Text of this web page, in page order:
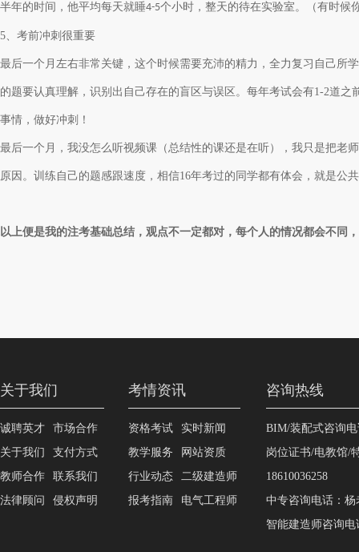
半年的时间，他平均每天就睡4-5个小时，整天的待在实验室。（有时候
5、考前冲刺很重要
最后一个月左右非常关键，这个时候需要充沛的精力，全力复习自己所
的题要认真理解，识别出自己存在的盲区与误区。每年考试会有1-2道之
事情，做好冲刺！
最后一个月，我没怎么听视频课（总结性的课还是在听），我只是把老
原因。训练自己的题感跟速度，相信16年考过的同学都有体会，就是公
以上便是我的注考基础总结，观点不一定都对，每个人的情况都会不同
关于我们
诚聘英才
关于我们
教师合作
法律顾问
市场合作
支付方式
联系我们
侵权声明
考情资讯
资格考试
教学服务
行业动态
报考指南
实时新闻
网站资质
二级建造师
电气工程师
咨询热线
BIM/装配式咨询电
岗位证书/电教馆/
18610036258
中专咨询电话：杨
智能建造师咨询电